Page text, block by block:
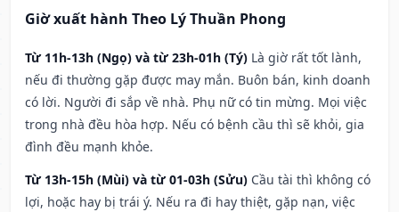
Giờ xuất hành Theo Lý Thuần Phong
Từ 11h-13h (Ngọ) và từ 23h-01h (Tý) Là giờ rất tốt lành,
nếu đi thường gặp được may mắn. Buôn bán, kinh doanh
có lời. Người đi sắp về nhà. Phụ nữ có tin mừng. Mọi việc
trong nhà đều hòa hợp. Nếu có bệnh cầu thì sẽ khỏi, gia
đình đều mạnh khỏe.
Từ 13h-15h (Mùi) và từ 01-03h (Sửu) Cầu tài thì không có
lợi, hoặc hay bị trái ý. Nếu ra đi hay thiệt, gặp nạn, việc